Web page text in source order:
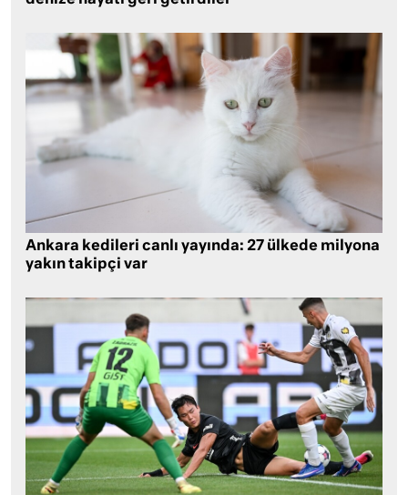
Ankara kedileri canlı yayında: 27 ülkede milyona
yakın takipçi var